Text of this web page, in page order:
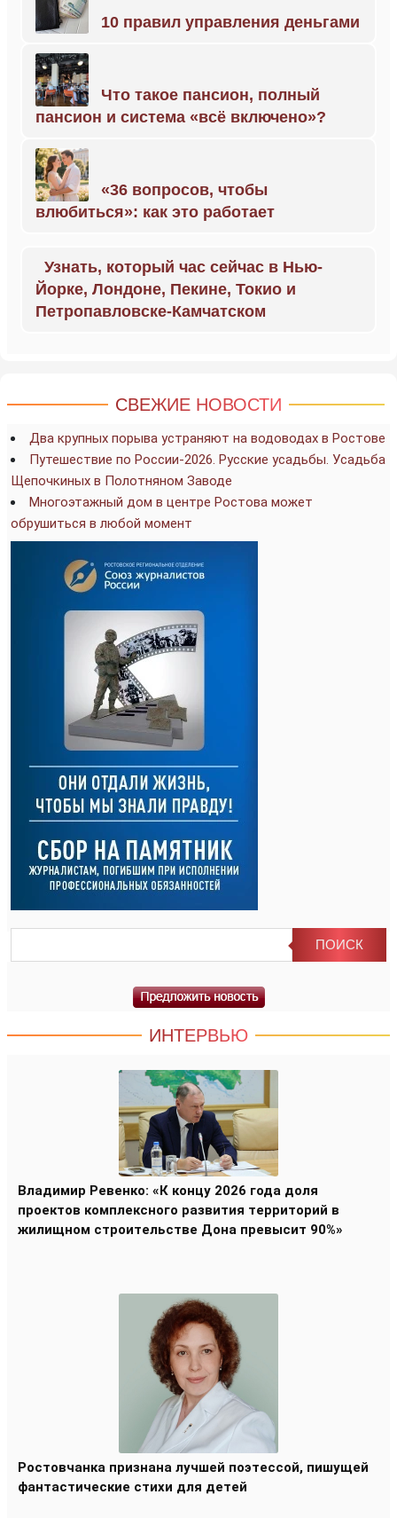
10 правил управления деньгами
Что такое пансион, полный
пансион и система «всё включено»?
«36 вопросов, чтобы
влюбиться»: как это работает
Узнать, который час сейчас в Нью-
Йорке, Лондоне, Пекине, Токио и
Петропавловске-Камчатском
СВЕЖИЕ НОВОСТИ
Два крупных порыва устраняют на водоводах в Ростове
Путешествие по России-2026. Русские усадьбы. Усадьба
Щепочкиных в Полотняном Заводе
Многоэтажный дом в центре Ростова может
обрушиться в любой момент
ИНТЕРВЬЮ
Владимир Ревенко: «К концу 2026 года доля
проектов комплексного развития территорий в
жилищном строительстве Дона превысит 90%»
Ростовчанка признана лучшей поэтессой, пишущей
фантастические стихи для детей